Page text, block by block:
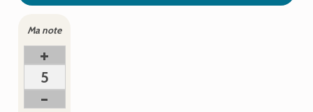
Ma note
+
5
-